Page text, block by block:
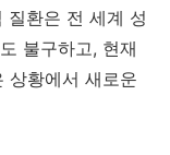
환은 전 세계 성
불구하고, 현재
상황에서 새로운